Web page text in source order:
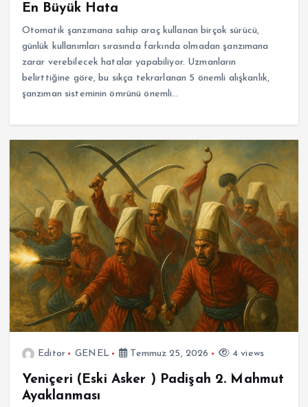
En Büyük Hata
Otomatik şanzımana sahip araç kullanan birçok sürücü,
günlük kullanımları sırasında farkında olmadan şanzımana
zarar verebilecek hatalar yapabiliyor. Uzmanların
belirttiğine göre, bu sıkça tekrarlanan 5 önemli alışkanlık,
şanzıman sisteminin ömrünü önemli…
Editor GENEL Temmuz 25, 2026 4 views
Yeniçeri (Eski Asker ) Padişah 2. Mahmut
Ayaklanması